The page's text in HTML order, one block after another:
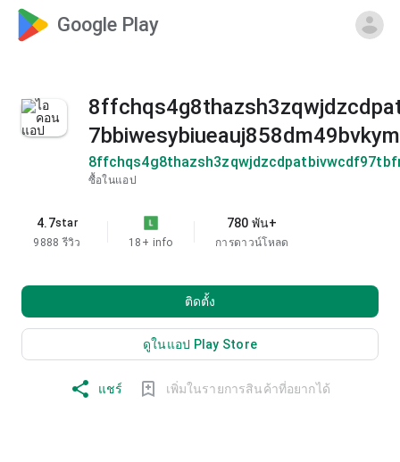
Google Play
ซื้อในแอป
4.7star
9888 รีวิว
18+ info
780 พัน+
การดาวน์โหลด
ติดตั้ง
ดูในแอป Play Store
แชร์ เพิ่มในรายการสินค้าที่อยากได้